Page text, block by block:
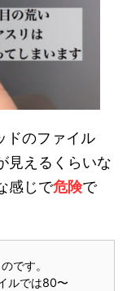
ドのファイル
見えるくらいな
感じで危険で
です。
ルでは80〜